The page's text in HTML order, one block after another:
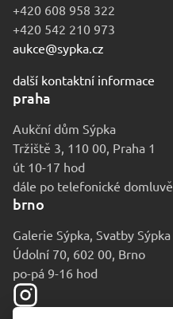
+420 608 958 322
+420 542 210 973
aukce@sypka.cz
další kontaktní informace
praha
Aukční dům Sýpka
Tržiště 3, 110 00, Praha 1
út 10-17 hod
dále po telefonické domluvě
brno
Galerie Sýpka, Svatby Sýpka
Údolní 70, 602 00, Brno
po-pá 9-16 hod